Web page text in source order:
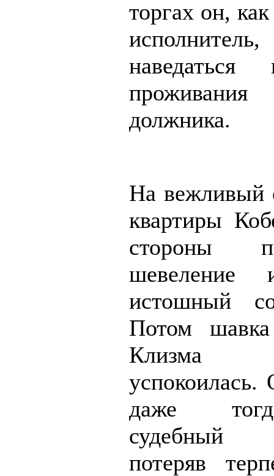
торгах он,
проживания
должника.
На вежливый
квартиры
стороны
шевеление
истошный
Потом
успокоилась.
даже
судебный
потеряв